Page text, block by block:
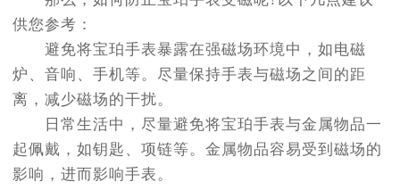
供您参考：
避免将宝珀手表暴露在强磁场环境中，如电磁
炉、音响、手机等。尽量保持手表与磁场之间的距
离，减少磁场的干扰。
日常生活中，尽量避免将宝珀手表与金属物品一
起佩戴，如钥匙、项链等。金属物品容易受到磁场的
影响，进而影响手表。